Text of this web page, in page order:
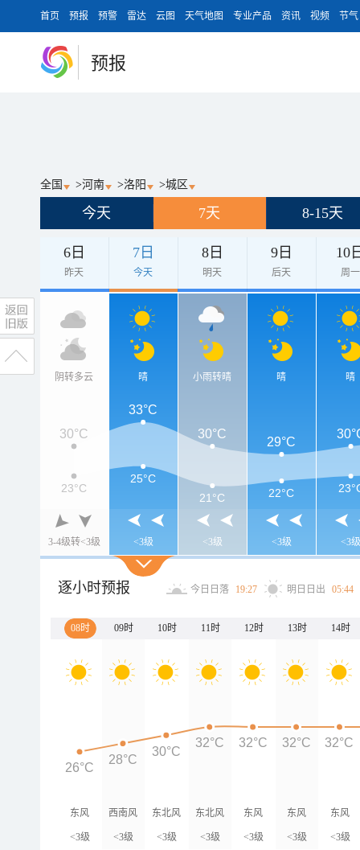
首页 预报 预警 雷达 云图 天气地图 专业产品 资讯 视频 节气
预报
全国 >河南 >洛阳 >城区
今天 7天 8-15天
6日
昨天
7日
今天
8日
明天
9日
后天
10
周一
阴转多云
3-4级转<3级
晴
<3级
小雨转晴
<3级
晴
<3级
晴
<3级
30°C
33°C
30°C
29°C
23°C
25°C
21°C
22°C
逐小时预报 今日日落 19:27 明日日出 05:44
08时 09时 10时 11时 12时 13时 14时
东风
<3级
西南风
<3级
东北风
<3级
东北风
<3级
东风
<3级
东风
<3级
东风
<3级
26°C
28°C
30°C
32°C 32°C 32°C 32°C